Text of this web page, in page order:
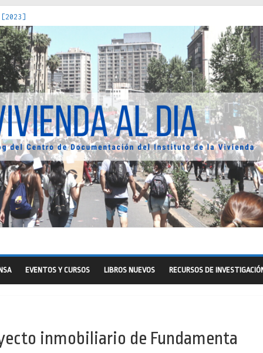
Estados : políticas, prácticas y representaciones [2022]
hacia una teoría crítica de las fronteras latinoamericanas
[2019]
Obrero en Santiago : un patrimonio emblemático [2014]
EVENTOS Y CURSOS LIBROS NUEVOS RECURSOS DE
inmobiliario de Fundamenta